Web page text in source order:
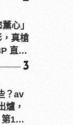
心」
，真槍
直接
3
？av
爐，
1名